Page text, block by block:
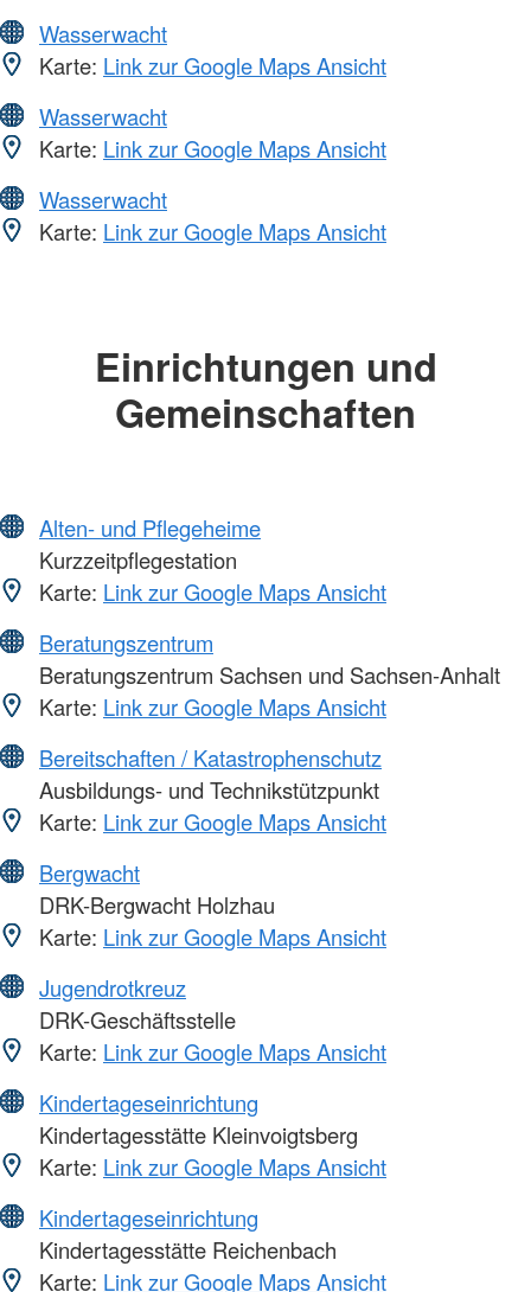
Wasserwacht
Karte: Link zur Google Maps Ansicht
Wasserwacht
Karte: Link zur Google Maps Ansicht
Wasserwacht
Karte: Link zur Google Maps Ansicht
Einrichtungen und
Gemeinschaften
Alten- und Pflegeheime
Kurzzeitpflegestation
Karte: Link zur Google Maps Ansicht
Beratungszentrum
Beratungszentrum Sachsen und Sachsen-Anhalt
Karte: Link zur Google Maps Ansicht
Bereitschaften / Katastrophenschutz
Ausbildungs- und Technikstützpunkt
Karte: Link zur Google Maps Ansicht
Bergwacht
DRK-Bergwacht Holzhau
Karte: Link zur Google Maps Ansicht
Jugendrotkreuz
DRK-Geschäftsstelle
Karte: Link zur Google Maps Ansicht
Kindertageseinrichtung
Kindertagesstätte Kleinvoigtsberg
Karte: Link zur Google Maps Ansicht
Kindertageseinrichtung
Kindertagesstätte Reichenbach
Karte: Link zur Google Maps Ansicht